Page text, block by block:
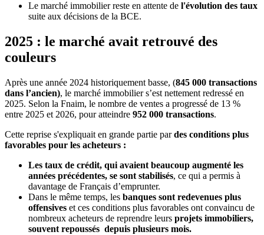
Le marché immobilier reste en attente de l'évolution des taux
suite aux décisions de la BCE.
2025 : le marché avait retrouvé des
couleurs
Après une année 2024 historiquement basse, (845 000 transactions
dans l’ancien), le marché immobilier s’est nettement redressé en
2025. Selon la Fnaim, le nombre de ventes a progressé de 13 %
entre 2025 et 2026, pour atteindre 952 000 transactions.
Cette reprise s'expliquait en grande partie pardes conditions plus
favorables pour les acheteurs :
Les taux de crédit, qui avaient beaucoup augmenté les
années précédentes, se sont stabilisés, ce qui a permis à
davantage de Français d’emprunter.
Dans le même temps, les banques sont redevenues plus
offensives et ces conditions plus favorables ont convaincu de
nombreux acheteurs de reprendre leurs projets immobiliers,
souvent repoussés depuis plusieurs mois.